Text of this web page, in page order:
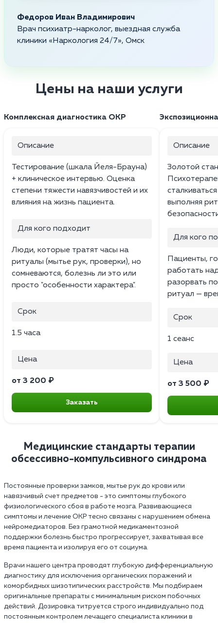
Федоров Иван Владимирович
Врач психиатр-нарколог, выездная служба
клиники «Наркология 24/7», Омск
Цены на наши услуги
Комплексная диагностика ОКР
Описание
Тестирование (шкала Йеля-Брауна)
+ клиническое интервью. Оценка
степени тяжести навязчивостей и их
влияния на жизнь пациента.
Для кого подходит
Люди, которые тратят часы на
ритуалы (мытье рук, проверки), но
сомневаются, болезнь ли это или
просто "особенности характера".
Срок
1.5 часа
Цена
от 3 200 ₽
Заказать
Описание
Золотой
выполняя
Для кого
Пациенты,
работать
разорвать
ритуал —
Срок
1 сеанс
Цена
от 3 500 ₽
Медицинские стандарты терапии
обсессивно-компульсивного синдрома
Постоянные проверки замков, мытье рук до крови или
навязчивый счет предметов - это симптомы глубокого
физиологического сбоя в работе мозга. Развивающиеся
симптомы и лечение ОКР тесно связаны с нарушением обмена
нейромедиаторов. Без грамотной медикаментозной
поддержки болезнь быстро прогрессирует, захватывая все
время пациента и изолируя его от социума.
Врачи нашего центра проводят глубокую дифференциальную
диагностику для исключения органических поражений и
коморбидных шизотипических расстройств. Мы подбираем
оригинальные препараты с минимальным риском побочных
действий. Дозировка титруется строго индивидуально под
постоянным контролем лечащего специалиста клиники в